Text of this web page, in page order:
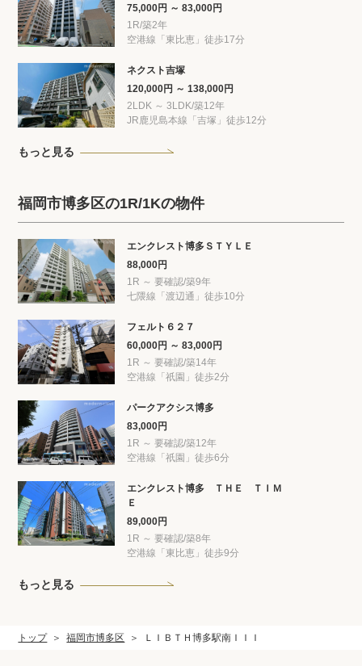
75,000円 ～ 83,000円
1R/築2年
空港線「東比恵」徒歩17分
ネクスト吉塚
120,000円 ～ 138,000円
2LDK ～ 3LDK/築12年
JR鹿児島本線「吉塚」徒歩12分
もっと見る
福岡市博多区の1R/1Kの物件
エンクレスト博多ＳＴＹＬＥ
88,000円
1R ～ 要確認/築9年
七隈線「渡辺通」徒歩10分
フェルト６２７
60,000円 ～ 83,000円
1R ～ 要確認/築14年
空港線「祇園」徒歩2分
パークアクシス博多
83,000円
1R ～ 要確認/築12年
空港線「祇園」徒歩6分
エンクレスト博多 ＴＨＥ ＴＩＭ
Ｅ
89,000円
1R ～ 要確認/築8年
空港線「東比恵」徒歩9分
もっと見る
トップ 福岡市博多区 ＬＩＢＴＨ博多駅南ＩＩＩ